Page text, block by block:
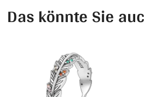
Das könnte Sie